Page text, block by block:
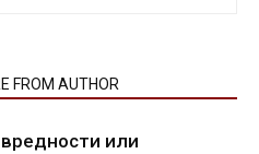
FROM AUTHOR
или